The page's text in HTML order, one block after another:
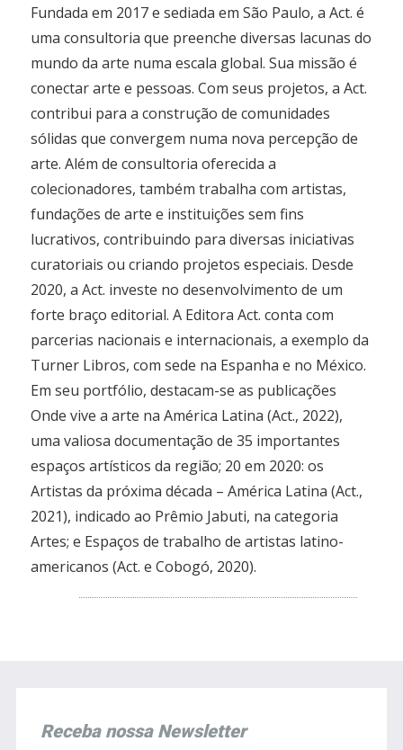
Fundada em 2017 e sediada em São Paulo, a Act. é
uma consultoria que preenche diversas lacunas do
mundo da arte numa escala global. Sua missão é
conectar arte e pessoas. Com seus projetos, a Act.
contribui para a construção de comunidades
sólidas que convergem numa nova percepção de
arte. Além de consultoria oferecida a
colecionadores, também trabalha com artistas,
fundações de arte e instituições sem fins
lucrativos, contribuindo para diversas iniciativas
curatoriais ou criando projetos especiais. Desde
2020, a Act. investe no desenvolvimento de um
forte braço editorial. A Editora Act. conta com
parcerias nacionais e internacionais, a exemplo da
Turner Libros, com sede na Espanha e no México.
Em seu portfólio, destacam-se as publicações
Onde vive a arte na América Latina (Act., 2022),
uma valiosa documentação de 35 importantes
espaços artísticos da região; 20 em 2020: os
Artistas da próxima década – América Latina (Act.,
2021), indicado ao Prêmio Jabuti, na categoria
Artes; e Espaços de trabalho de artistas latino-
americanos (Act. e Cobogó, 2020).
Receba nossa Newsletter